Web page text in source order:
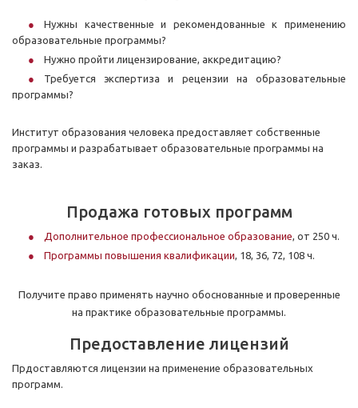
Нужны качественные и рекомендованные к применению
образовательные программы?
Нужно пройти лицензирование, аккредитацию?
Требуется экспертиза и рецензии на образовательные
программы?
Институт образования человека предоставляет собственные
программы и разрабатывает образовательные программы на
заказ.
Продажа готовых программ
Дополнительное профессиональное образование, от 250 ч.
Программы повышения квалификации, 18, 36, 72, 108 ч.
Получите право применять научно обоснованные и проверенные
на практике образовательные программы.
Предоставление лицензий
Прдоставляются лицензии на применение образовательных
программ.